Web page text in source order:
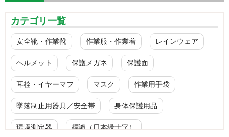
カテゴリ一覧
安全靴・作業靴 作業服・作業着 レインウェア
ヘルメット 保護メガネ 保護面
耳栓・イヤーマフ マスク 作業用手袋
墜落制止用器具／安全帯 身体保護用品
環境測定器 標識（日本緑十字）